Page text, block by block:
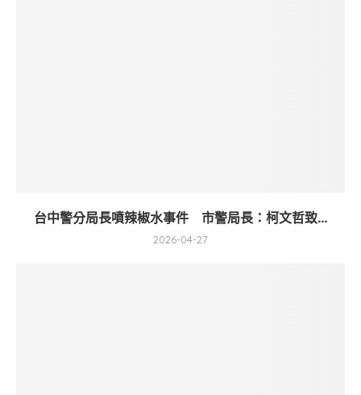
台中警分局長噴辣椒水事件 市警局長：柯文哲致...
2026-04-27